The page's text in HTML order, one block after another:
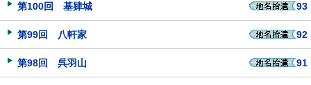
第100回 基肄城 93
第99回 八軒家 92
第98回 呉羽山 91